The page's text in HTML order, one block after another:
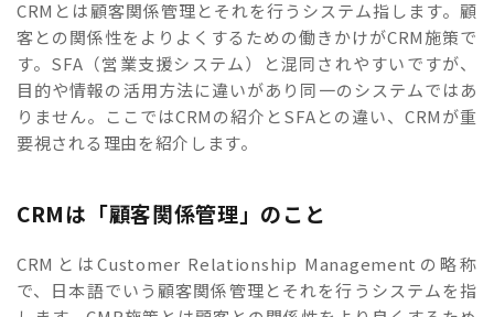
CRMとは顧客関係管理とそれを行うシステム指します。顧
客との関係性をよりよくするための働きかけがCRM施策で
す。SFA（営業支援システム）と混同されやすいですが、
目的や情報の活用方法に違いがあり同一のシステムではあ
りません。ここではCRMの紹介とSFAとの違い、CRMが重
要視される理由を紹介します。
CRMは「顧客関係管理」のこと
CRMとはCustomer Relationship Managementの略称
で、日本語でいう顧客関係管理とそれを行うシステムを指